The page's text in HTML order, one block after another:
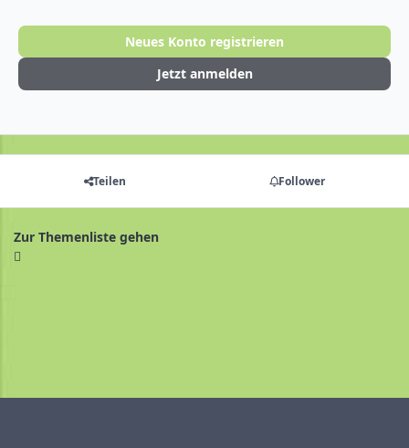
Neues Konto registrieren
Jetzt anmelden
Teilen Follower
Zur Themenliste gehen